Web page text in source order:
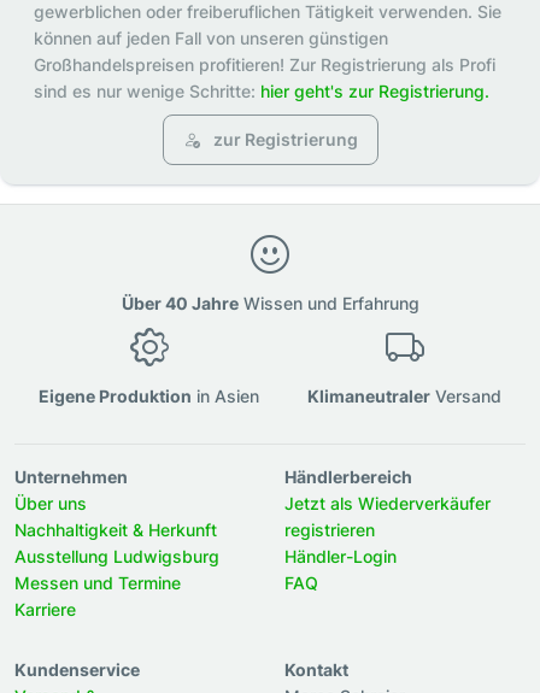
gewerblichen oder freiberuflichen Tätigkeit verwenden. Sie
können auf jeden Fall von unseren günstigen
Großhandelspreisen profitieren! Zur Registrierung als Profi
sind es nur wenige Schritte: hier geht's zur Registrierung.
zur Registrierung
Über 40 JahreWissen und Erfahrung
Eigene Produktion in Asien Klimaneutraler Versand
Unternehmen
Über uns
Nachhaltigkeit & Herkunft
Ausstellung Ludwigsburg
Messen und Termine
Karriere
Händlerbereich
Jetzt als Wiederverkäufer
registrieren
Händler-Login
FAQ
Kundenservice
Kontakt